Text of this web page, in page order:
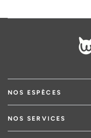
NOS ESPÈCES
NOS SERVICES